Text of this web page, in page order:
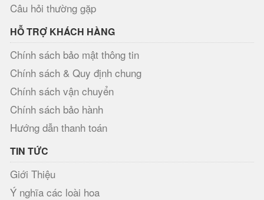
Câu hỏi thường gặp
HỖ TRỢ KHÁCH HÀNG
Chính sách bảo mật thông tin
Chính sách & Quy định chung
Chính sách vận chuyển
Chính sách bảo hành
Hướng dẫn thanh toán
TIN TỨC
Giới Thiệu
Ý nghĩa các loài hoa